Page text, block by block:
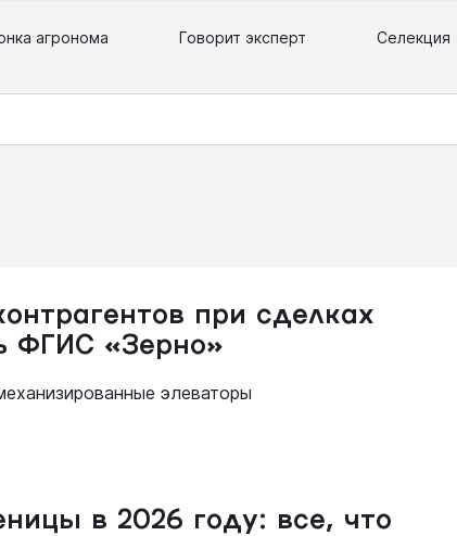
агронома Говорит эксперт Селекция
при сделках
ФГИС «Зерно»
элеваторы
в 2026 году: все, что